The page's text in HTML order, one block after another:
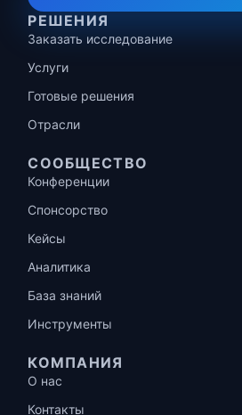
РЕШЕНИЯ
Заказать исследование
Услуги
Готовые решения
Отрасли
СООБЩЕСТВО
Конференции
Спонсорство
Кейсы
Аналитика
База знаний
Инструменты
КОМПАНИЯ
О нас
Контакты